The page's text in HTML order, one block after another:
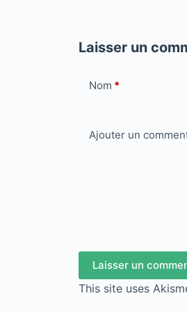
Laisser un
Nom *
Ajouter un
Laisser un
This site uses